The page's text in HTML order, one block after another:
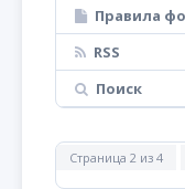
Правила
RSS
Поиск
Страница 2 из 4